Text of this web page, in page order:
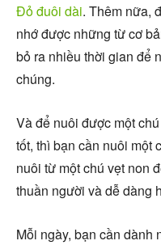
Đỏ đuôi dài. Thêm nữa,
nhớ được những từ cơ
bỏ ra nhiều thời gian để
chúng.
Và để nuôi được một
tốt, thì bạn cần nuôi một
nuôi từ một chú vẹt non
thuần người và dễ dàng
Mỗi ngày, bạn cần dành